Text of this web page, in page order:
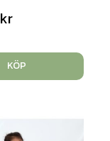
kr
KÖP